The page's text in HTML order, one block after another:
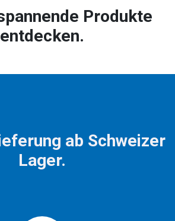
Produkte
entdecken.
ab Schweizer
Lager.